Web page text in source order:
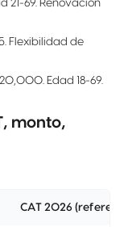
69. Renovación
Flexibilidad de
Edad 18-69.
monto,
CAT 2026